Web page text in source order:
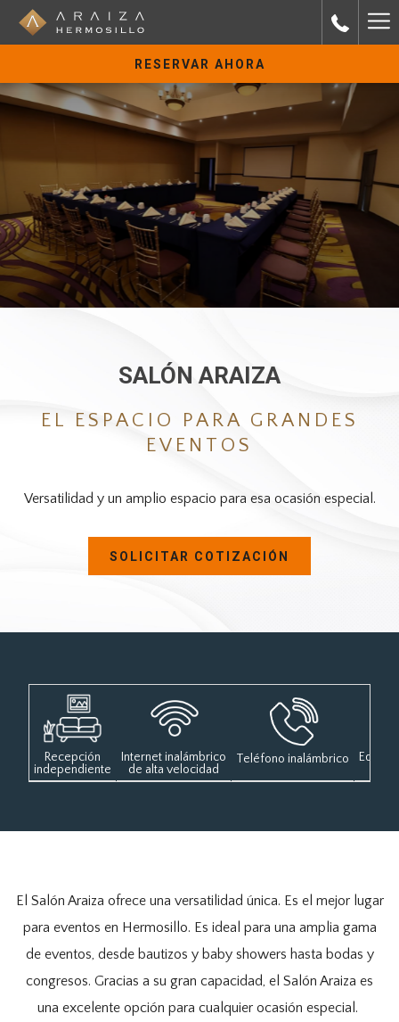
RESERVAR AHORA
SALÓN ARAIZA
EL ESPACIO PARA GRANDES
EVENTOS
Versatilidad y un amplio espacio para esa ocasión especial.
SOLICITAR COTIZACIÓN
Recepción
independiente
Internet inalámbrico
de alta velocidad
Teléfono inalámbrico
El Salón Araiza ofrece una versatilidad única. Es el mejor lugar
para eventos en Hermosillo. Es ideal para una amplia gama
de eventos, desde bautizos y baby showers hasta bodas y
congresos. Gracias a su gran capacidad, el Salón Araiza es
una excelente opción para cualquier ocasión especial.